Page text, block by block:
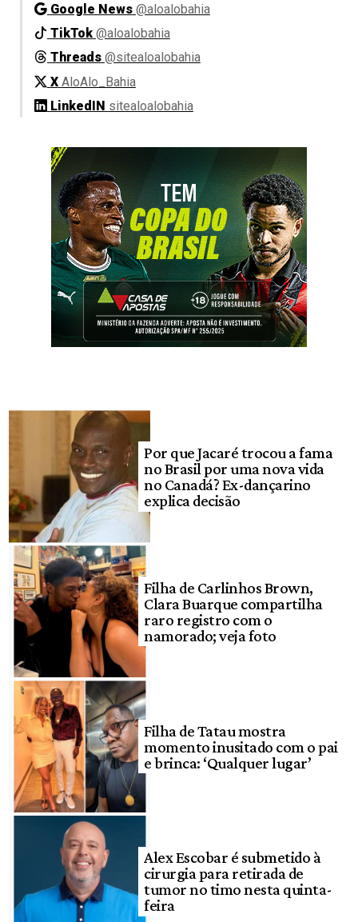
Google News @aloalobahia
TikTok @aloalobahia
Threads @sitealoalobahia
X AloAlo_Bahia
LinkedIN sitealoalobahia
Por que Jacaré trocou a fama
no Brasil por uma nova vida
no Canadá? Ex-dançarino
explica decisão
Filha de Carlinhos Brown,
Clara Buarque compartilha
raro registro com o
namorado; veja foto
Filha de Tatau mostra
momento inusitado com o pai
e brinca: ‘Qualquer lugar’
Alex Escobar é submetido à
cirurgia para retirada de
tumor no timo nesta quinta-
feira